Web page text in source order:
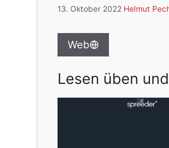
13. Oktober 2022 Helmut
Web
Lesen üben